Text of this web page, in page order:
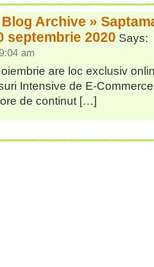
Archive »
septembrie 2020 Says:
am
are loc exclusiv
Intensive de E-
de continut […]